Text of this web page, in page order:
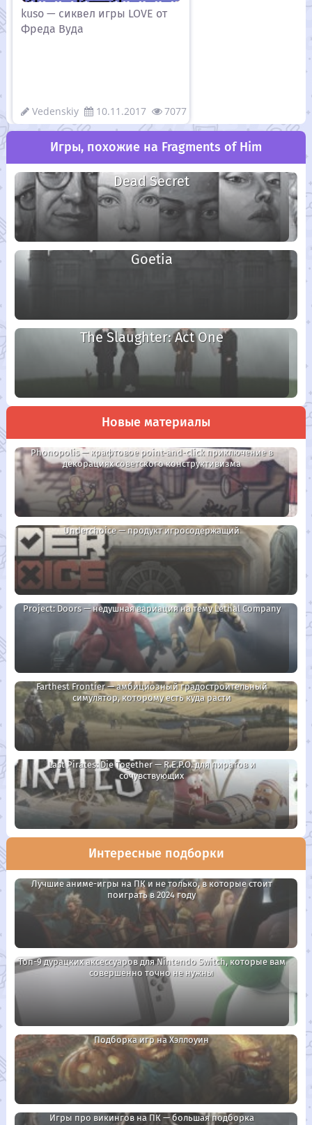
kuso — сиквел игры LOVE от
Фреда Вуда
Vedenskiy 10.11.2017 7077
Игры, похожие на Fragments of Him
Dead Secret
Goetia
The Slaughter: Act One
Новые материалы
Phonopolis — крафтовое point-and-click приключение в
декорациях советского конструктивизма
Underchoice — продукт игросодержащий
Project: Doors — недушная вариация на тему Lethal Company
Farthest Frontier — амбициозный градостроительный
симулятор, которому есть куда расти
Last Pirates: Die Together — R.E.P.O. для пиратов и
сочувствующих
Интересные подборки
Лучшие аниме-игры на ПК и не только, в которые стоит
поиграть в 2024 году
Топ-9 дурацких аксессуаров для Nintendo Switch, которые вам
совершенно точно не нужны
Подборка игр на Хэллоуин
Игры про викингов на ПК — большая подборка